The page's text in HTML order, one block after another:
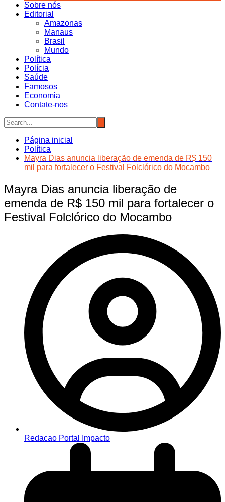
Sobre nós
Editorial
Amazonas
Manaus
Brasil
Mundo
Política
Polícia
Saúde
Famosos
Economia
Contate-nos
Página inicial
Política
Mayra Dias anuncia liberação de emenda de R$ 150
mil para fortalecer o Festival Folclórico do Mocambo
Mayra Dias anuncia liberação de
emenda de R$ 150 mil para fortalecer o
Festival Folclórico do Mocambo
Redacao Portal Impacto